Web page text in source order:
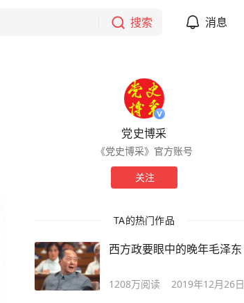
搜索 消息
党史博采
《党史博采》官方账号
关注
TA的热门作品
西方政要眼中的晚年毛泽东
1208万阅读 2019年12月26日